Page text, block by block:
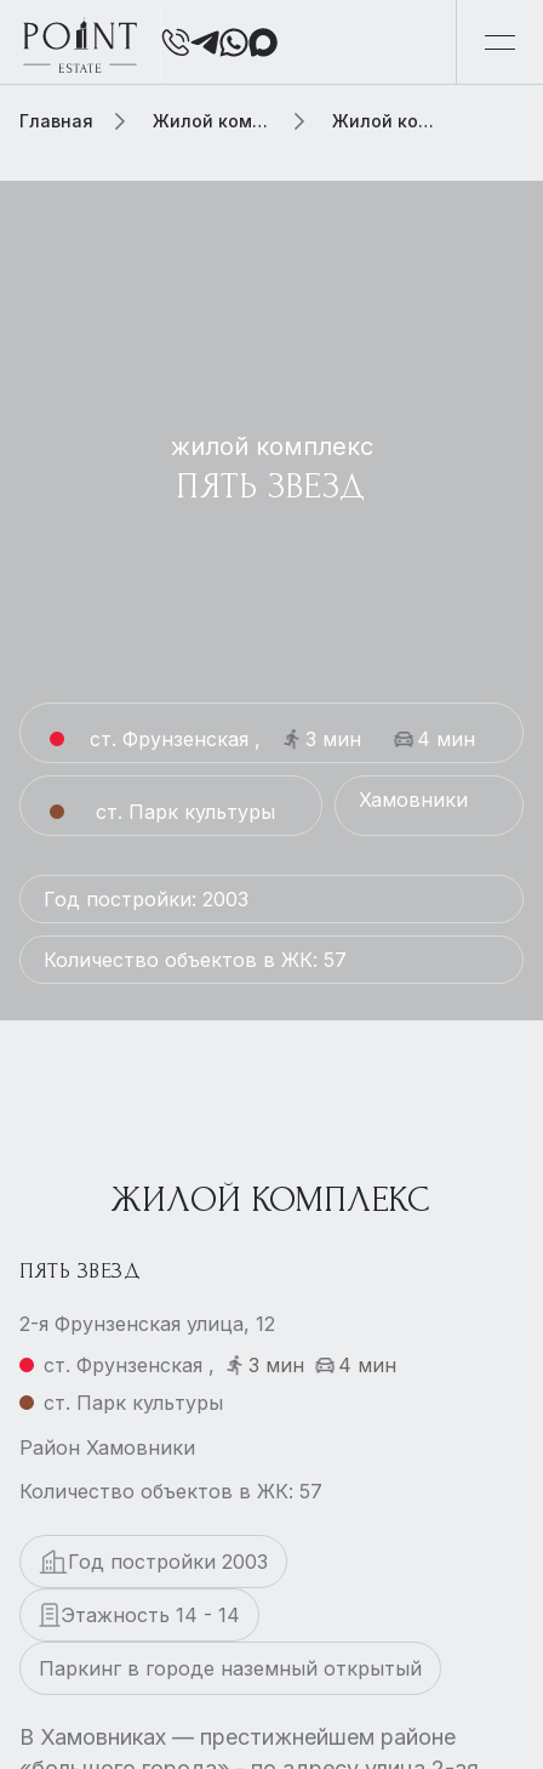
Главная Жилой комплекс Жилой комплекс пять звезд
жилой комплекс
ПЯТЬ ЗВЕЗД
ст. Фрунзенская , 3 мин 4 мин
ст. Парк культуры Хамовники
Год постройки: 2003
Количество объектов в ЖК: 57
ЖИЛОЙ КОМПЛЕКС
ПЯТЬ ЗВЕЗД
2-я Фрунзенская улица, 12
ст. Фрунзенская ,
3 мин
4 мин
ст. Парк культуры
Район Хамовники
Количество объектов в ЖК: 57
Год постройки 2003
Этажность 14 - 14
Паркинг в городе наземный открытый
В Хамовниках — престижнейшем районе